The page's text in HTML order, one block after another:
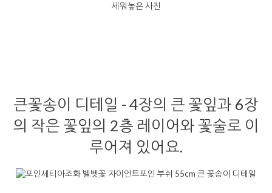
세워놓은 사진
큰꽃송이 디테일 - 4장의 큰 꽃잎과 6장
의 작은 꽃잎의 2층 레이어와 꽃술로 이
루어져 있어요.